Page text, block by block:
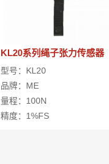
KL20系列绳子张力传感器
型号：KL20
品牌：ME
量程：100N
精度：1%FS